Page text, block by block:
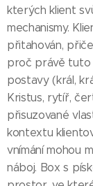
kterých klient
mechanismy.
přitahován,
proč právě tuto
postavy (král,
Kristus, rytíř,
přisuzované
kontextu
vnímání mohou
náboj. Box s